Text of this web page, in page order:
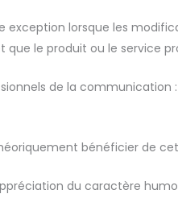
exception lorsque les
que le produit ou le service
de la
bénéficier de
du caractère